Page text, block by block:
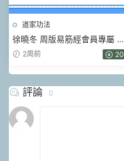
道家功法
徐曉冬 周版易筋經會員專屬 易
筋洗髓經 視頻139集
2周前 20
評論 0